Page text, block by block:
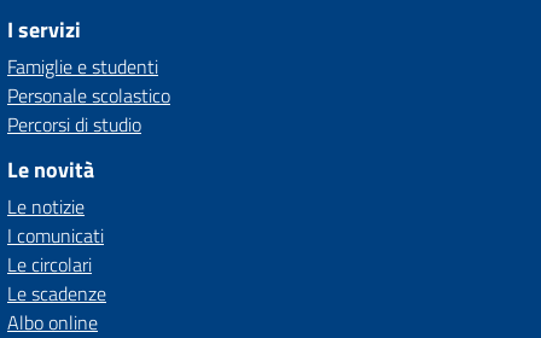
I servizi
Famiglie e studenti
Personale scolastico
Percorsi di studio
Le novità
Le notizie
I comunicati
Le circolari
Le scadenze
Albo online